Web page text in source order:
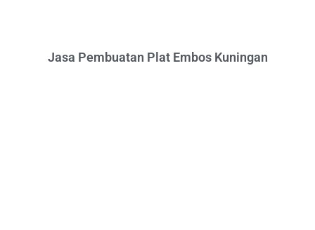
Jasa Pembuatan Plat Embos Kuningan